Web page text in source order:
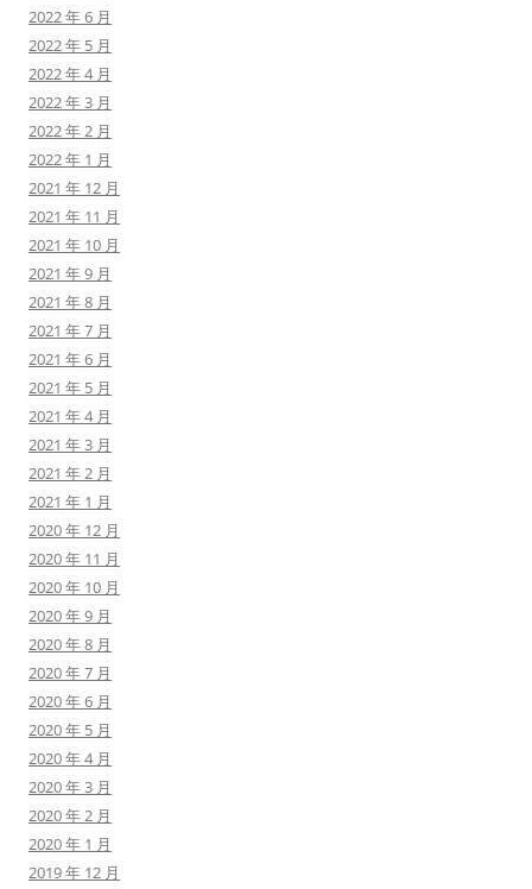
2022 年 6 月
2022 年 5 月
2022 年 4 月
2022 年 3 月
2022 年 2 月
2022 年 1 月
2021 年 12 月
2021 年 11 月
2021 年 10 月
2021 年 9 月
2021 年 8 月
2021 年 7 月
2021 年 6 月
2021 年 5 月
2021 年 4 月
2021 年 3 月
2021 年 2 月
2021 年 1 月
2020 年 12 月
2020 年 11 月
2020 年 10 月
2020 年 9 月
2020 年 8 月
2020 年 7 月
2020 年 6 月
2020 年 5 月
2020 年 4 月
2020 年 3 月
2020 年 2 月
2020 年 1 月
2019 年 12 月